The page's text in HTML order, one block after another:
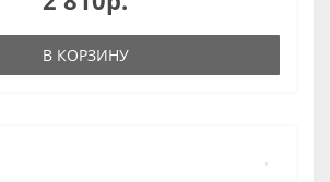
В КОРЗИНУ